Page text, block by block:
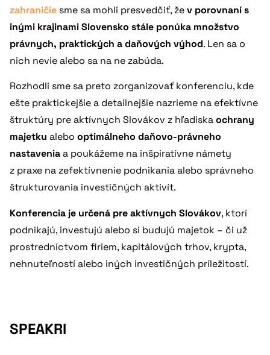
zahraničie sme sa mohli presvedčiť, žev porovnaní s
inými krajinami Slovensko stále ponúka množstvo
právnych, praktických a daňových výhod. Len sa o
nich nevie alebo sa na ne zabúda.
Rozhodli sme sa preto zorganizovať konferenciu, kde
ešte praktickejšie a detailnejšie nazrieme na efektívne
štruktúry pre aktívnych Slovákov z hľadiskaochrany
majetku alebo optimálneho daňovo-právneho
nastaveniaa poukážeme na inšpiratívne námety
z praxe na zefektívnenie podnikania alebo správneho
štrukturovania investičných aktivít.
Konferencia je určená pre aktívnych Slovákov, ktorí
podnikajú, investujú alebo si budujú majetok – či už
prostredníctvom firiem, kapitálových trhov, krypta,
nehnuteľností alebo iných investičných príležitostí.
SPEAKRI